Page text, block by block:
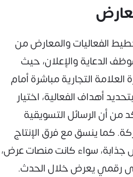
الفعاليات والمعارض من
الدعاية والإعلان، حيث
التجارية مباشرة أمام
أهداف الفعالية، اختيار
من أن الرسائل التسويقية
كما ينسق مع فرق الإنتاج
جذابة، سواء كانت منصات عرض،
رقمي يعرض خلال الحدث.